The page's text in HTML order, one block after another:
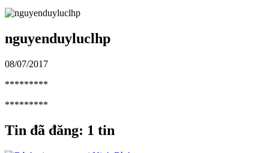
nguyenduyluclhp
08/07/2017
*********
*********
Tin đã đăng: 1 tin